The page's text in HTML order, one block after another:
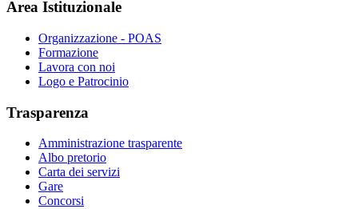
Area Istituzionale
Organizzazione - POAS
Formazione
Lavora con noi
Logo e Patrocinio
Trasparenza
Amministrazione trasparente
Albo pretorio
Carta dei servizi
Gare
Concorsi